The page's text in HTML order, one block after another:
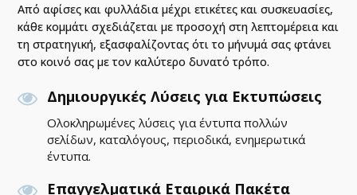
Από αφίσες και φυλλάδια μέχρι ετικέτες και συσκευασίες,
κάθε κομμάτι σχεδιάζεται με προσοχή στη λεπτομέρεια και
τη στρατηγική, εξασφαλίζοντας ότι το μήνυμά σας φτάνει
στο κοινό σας με τον καλύτερο δυνατό τρόπο.
Δημιουργικές Λύσεις για Εκτυπώσεις
Ολοκληρωμένες λύσεις για έντυπα πολλών
σελίδων, καταλόγους, περιοδικά, ενημερωτικά
έντυπα.
Επαγγελματικά Εταιρικά Πακέτα